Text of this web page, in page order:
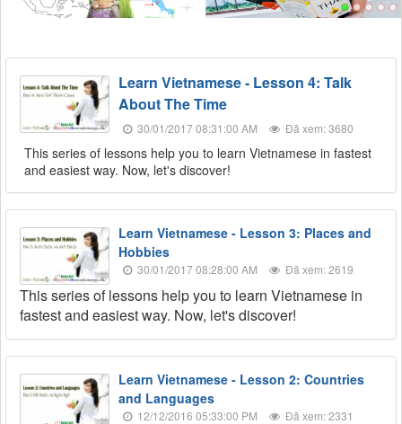
Learn Vietnamese - Lesson 4: Talk
About The Time
30/01/2017 08:31:00 AM Đã xem: 3680
This series of lessons help you to learn Vietnamese in fastest
and easiest way. Now, let's discover!
Learn Vietnamese - Lesson 3: Places and
Hobbies
30/01/2017 08:28:00 AM Đã xem: 2619
This series of lessons help you to learn Vietnamese in
fastest and easiest way. Now, let's discover!
Learn Vietnamese - Lesson 2: Countries
and Languages
12/12/2016 05:33:00 PM Đã xem: 2331